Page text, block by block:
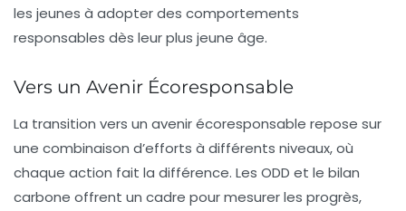
les jeunes à adopter des comportements
responsables dès leur plus jeune âge.
Vers un Avenir Écoresponsable
La transition vers un avenir écoresponsable repose sur
une combinaison d’efforts à différents niveaux, où
chaque action fait la différence. Les ODD et le bilan
carbone offrent un cadre pour mesurer les progrès,